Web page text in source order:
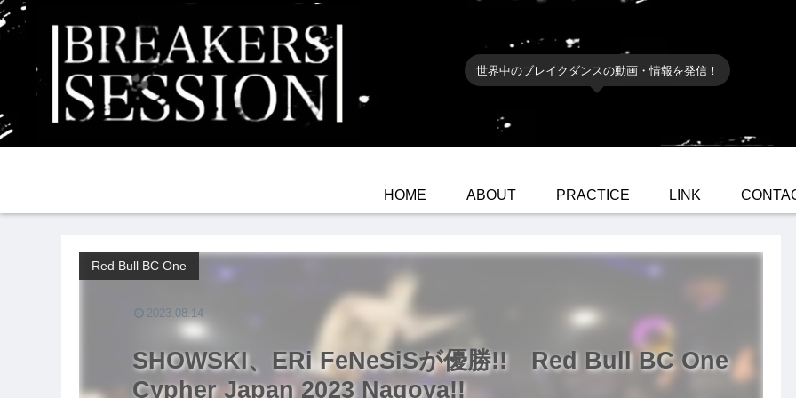
世界中のブレイクダンスの動画・情報を発信！
HOME ABOUT PRACTICE LINK
SHOWSKI、ERi FeNeSiSが優勝!! Red Bull BC One
Cypher Japan 2023 Nagoya!!
Red Bull BC One
2023.08.14